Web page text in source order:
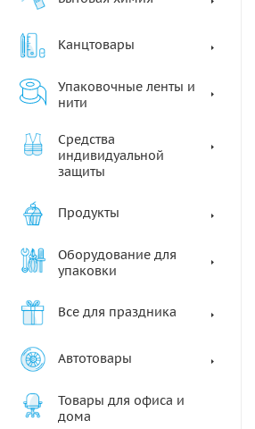
Канцтовары
Упаковочные ленты и
нити
Средства
индивидуальной
защиты
Продукты
Оборудование для
упаковки
Все для праздника
Автотовары
Товары для офиса и
дома